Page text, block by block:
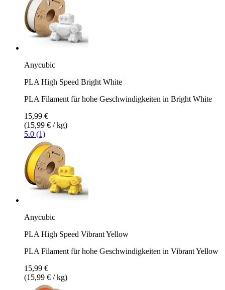
Anycubic
PLA High Speed Bright White
PLA Filament für hohe Geschwindigkeiten in Bright White
15,99 €
(15,99 € / kg)
5.0 (1)
Anycubic
PLA High Speed Vibrant Yellow
PLA Filament für hohe Geschwindigkeiten in Vibrant Yellow
15,99 €
(15,99 € / kg)